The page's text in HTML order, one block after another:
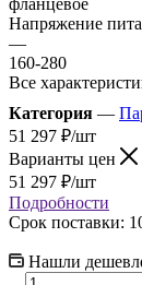
Напряжение
—
160-280
Все
Категория —
51 297 ₽/шт
Варианты цен
51 297 ₽/шт
Подробности
Срок поставки:
Нашли